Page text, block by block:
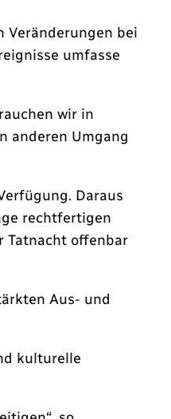
Veränderungen bei
umfasse
wir in
anderen Umgang
Daraus
rechtfertigen
Tatnacht offenbar
Aus- und
kulturelle